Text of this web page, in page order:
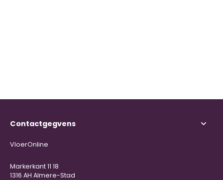
Contactgegvens
VloerOnline
Markerkant 11 18
1316 AH Almere-Stad